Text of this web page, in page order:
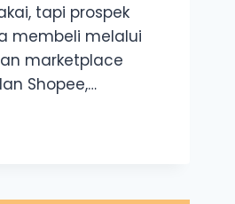
tapi prospek
membeli melalui
marketplace
Shopee,…